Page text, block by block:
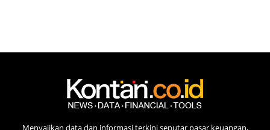
Menyajikan data dan informasi terkini seputar pasar keuangan,